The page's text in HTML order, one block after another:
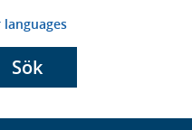
Sök